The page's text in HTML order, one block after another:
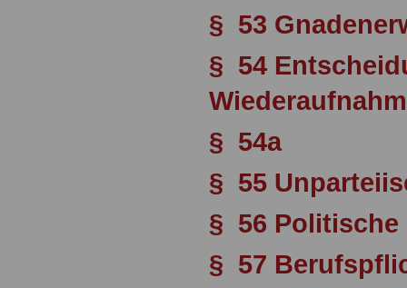
§ 53
§ 54
§ 54a
§ 55
§ 56
§ 57